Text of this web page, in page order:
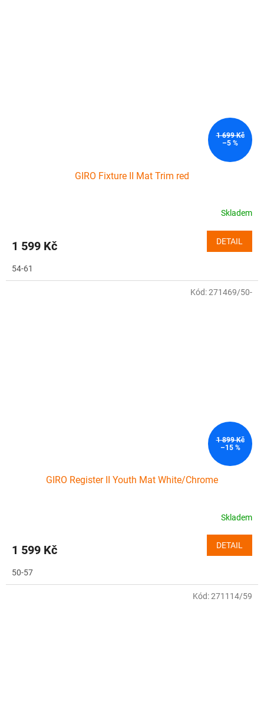
1 699 Kč
–5 %
GIRO Fixture II Mat Trim red
Skladem
1 599 Kč DETAIL
54-61
1 899 Kč
–15 %
GIRO Register II Youth Mat White/Chrome
Skladem
1 599 Kč DETAIL
50-57
Kód:271469/50-
Kód:271114/59